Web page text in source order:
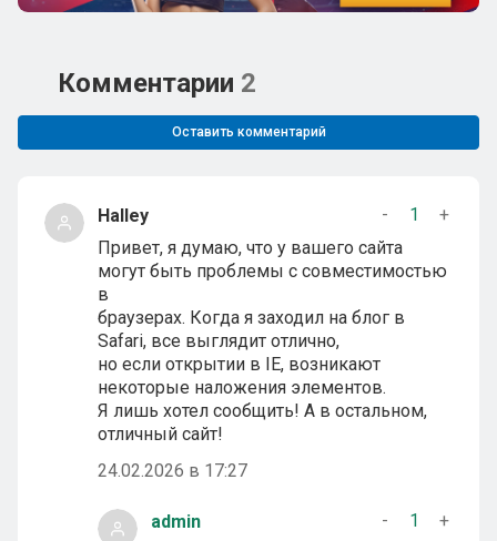
Комментарии 2
Оставить комментарий
Halley - 1
+
Привет, я думаю, что у вашего сайта
могут быть проблемы с совместимостью
в
браузерах. Когда я заходил на блог в
Safari, все выглядит отлично,
но если открытии в IE, возникают
некоторые наложения элементов.
Я лишь хотел сообщить! А в остальном,
отличный сайт!
24.02.2026 в 17:27
admin - 1
+